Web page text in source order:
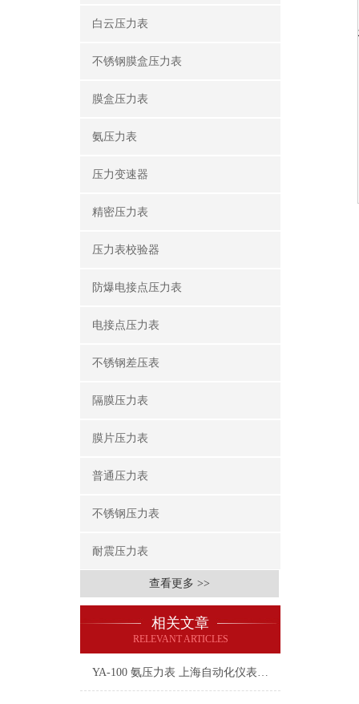
白云压力表
不锈钢膜盒压力表
膜盒压力表
氨压力表
压力变速器
精密压力表
压力表校验器
防爆电接点压力表
电接点压力表
不锈钢差压表
隔膜压力表
膜片压力表
普通压力表
不锈钢压力表
耐震压力表
查看更多 >>
相关文章
RELEVANT ARTICLES
YA-100 氨压力表 上海自动化仪表四厂